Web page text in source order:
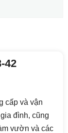
42
cấp và vận
đình, cũng
vườn và các